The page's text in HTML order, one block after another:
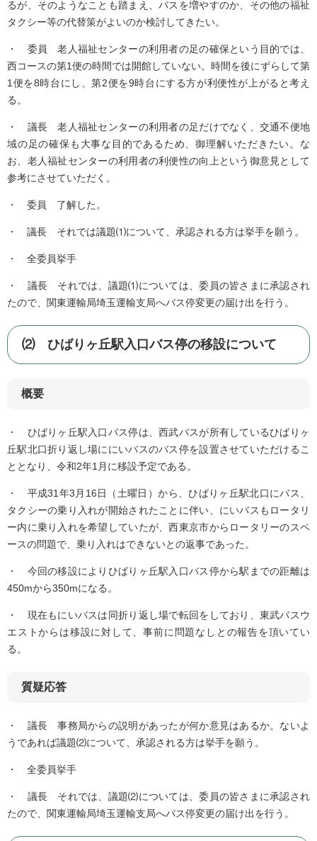
るが、そのようなことも踏まえ、バスを増やすのか、その他の福祉
タクシー等の代替策がよいのか検討してきたい。
・ 委員 老人福祉センターの利用者の足の確保という目的では、
西コースの第1便の時間では開館していない。時間を後にずらして第
1便を8時台にし、第2便を9時台にする方が利便性が上がると考え
る。
・ 議長 老人福祉センターの利用者の足だけでなく、交通不便地
域の足の確保も大事な目的であるため、御理解いただきたい。な
お、老人福祉センターの利用者の利便性の向上という御意見として
参考にさせていただく。
・ 委員 了解した。
・ 議長 それでは議題⑴について、承認される方は挙手を願う。
・ 全委員挙手
・ 議長 それでは、議題⑴については、委員の皆さまに承認され
たので、関東運輸局埼玉運輸支局へバス停変更の届け出を行う。
⑵ ひばりヶ丘駅入口バス停の移設について
概要
・ ひばりヶ丘駅入口バス停は、西武バスが所有しているひばりヶ
丘駅北口折り返し場ににいバスのバス停を設置させていただけるこ
ととなり、令和2年1月に移設予定である。
・ 平成31年3月16日（土曜日）から、ひばりヶ丘駅北口にバス、
タクシーの乗り入れが開始されたことに伴い、にいバスもロータリ
ー内に乗り入れを希望していたが、西東京市からロータリーのスペ
ースの問題で、乗り入れはできないとの返事であった。
・ 今回の移設によりひばりヶ丘駅入口バス停から駅までの距離は
450mから350mになる。
・ 現在もにいバスは同折り返し場で転回をしており、東武バスウ
エストからは移設に対して、事前に問題なしとの報告を頂いてい
る。
質疑応答
・ 議長 事務局からの説明があったが何か意見はあるか。ないよ
うであれば議題⑵について、承認される方は挙手を願う。
・ 全委員挙手
・ 議長 それでは、議題⑵については、委員の皆さまに承認され
たので、関東運輸局埼玉運輸支局へバス停変更の届け出を行う。